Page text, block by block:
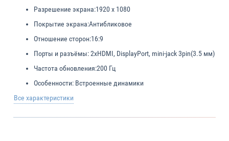
Разрешение экрана:1920 x 1080
Покрытие экрана:Антибликовое
Отношение сторон:16:9
Порты и разъёмы:2xHDMI, DisplayPort, mini-jack 3pin(3.5 мм)
Частота обновления:200 Гц
Особенности: Встроенные динамики
Все характеристики